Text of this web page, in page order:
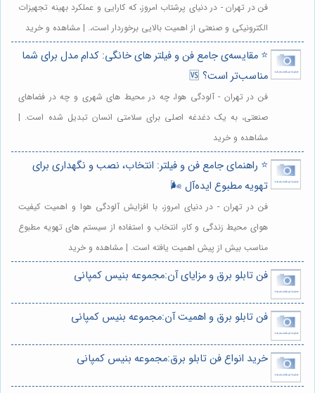
فن در تهران - در دنیای پرشتاب امروز، که کارایی و عملکرد بهینه تجهیزات
الکترونیکی و صنعتی از اهمیت بالایی برخوردار است،. | مشاهده و خرید
⭐️ مقایسه‌ی جامع فن و فیلتر های خانگی: کدام مدل برای شما
مناسب‌تر است؟ 🆚
فن در تهران - آلودگی هوا، چه در محیط های شهری و چه در فضاهای
صنعتی، به یک دغدغه اصلی برای سلامتی انسان تبدیل شده است. |
مشاهده و خرید
⭐️ راهنمای جامع فن و فیلتر: انتخاب، نصب و نگهداری برای
تهویه مطبوع ایده‌آل 🌬️
فن در تهران - در دنیای امروز، با افزایش آلودگی هوا و اهمیت کیفیت
هوای محیط زندگی و کار، انتخاب و استفاده از سیستم های تهویه مطبوع
مناسب بیش از پیش اهمیت یافته است. | مشاهده و خرید
فن تابلو برق و مزایای آن:مجموعه بنیس کمپانی
فن تابلو برق و اهمیت آن:مجموعه بنیس کمپانی
خرید انواع فن تابلو برق:مجموعه بنیس کمپانی